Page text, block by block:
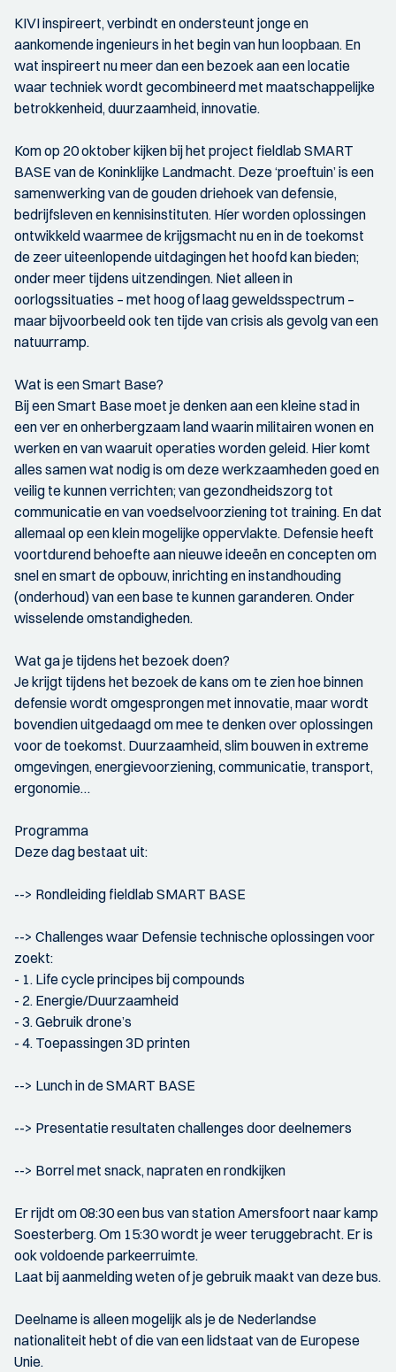
KIVI inspireert, verbindt en ondersteunt jonge en
aankomende ingenieurs in het begin van hun loopbaan. En
wat inspireert nu meer dan een bezoek aan een locatie
waar techniek wordt gecombineerd met maatschappelijke
betrokkenheid, duurzaamheid, innovatie.
Kom op 20 oktober kijken bij het project fieldlab SMART
BASE van de Koninklijke Landmacht. Deze ‘proeftuin’ is een
samenwerking van de gouden driehoek van defensie,
bedrijfsleven en kennisinstituten. Híer worden oplossingen
ontwikkeld waarmee de krijgsmacht nu en in de toekomst
de zeer uiteenlopende uitdagingen het hoofd kan bieden;
onder meer tijdens uitzendingen. Niet alleen in
oorlogssituaties – met hoog of laag geweldsspectrum –
maar bijvoorbeeld ook ten tijde van crisis als gevolg van een
natuurramp.
Wat is een Smart Base?
Bij een Smart Base moet je denken aan een kleine stad in
een ver en onherbergzaam land waarin militairen wonen en
werken en van waaruit operaties worden geleid. Hier komt
alles samen wat nodig is om deze werkzaamheden goed en
veilig te kunnen verrichten; van gezondheidszorg tot
communicatie en van voedselvoorziening tot training. En dat
allemaal op een klein mogelijke oppervlakte. Defensie heeft
voortdurend behoefte aan nieuwe ideeën en concepten om
snel en smart de opbouw, inrichting en instandhouding
(onderhoud) van een base te kunnen garanderen. Onder
wisselende omstandigheden.
Wat ga je tijdens het bezoek doen?
Je krijgt tijdens het bezoek de kans om te zien hoe binnen
defensie wordt omgesprongen met innovatie, maar wordt
bovendien uitgedaagd om mee te denken over oplossingen
voor de toekomst. Duurzaamheid, slim bouwen in extreme
omgevingen, energievoorziening, communicatie, transport,
ergonomie…
Programma
Deze dag bestaat uit:
--> Rondleiding fieldlab SMART BASE
--> Challenges waar Defensie technische oplossingen voor
zoekt:
- 1. Life cycle principes bij compounds
- 2. Energie/Duurzaamheid
- 3. Gebruik drone’s
- 4. Toepassingen 3D printen
--> Lunch in de SMART BASE
--> Presentatie resultaten challenges door deelnemers
--> Borrel met snack, napraten en rondkijken
Er rijdt om 08:30 een bus van station Amersfoort naar kamp
Soesterberg. Om 15:30 wordt je weer teruggebracht. Er is
ook voldoende parkeerruimte.
Laat bij aanmelding weten of je gebruik maakt van deze bus.
Deelname is alleen mogelijk als je de Nederlandse
nationaliteit hebt of die van een lidstaat van de Europese
Unie.